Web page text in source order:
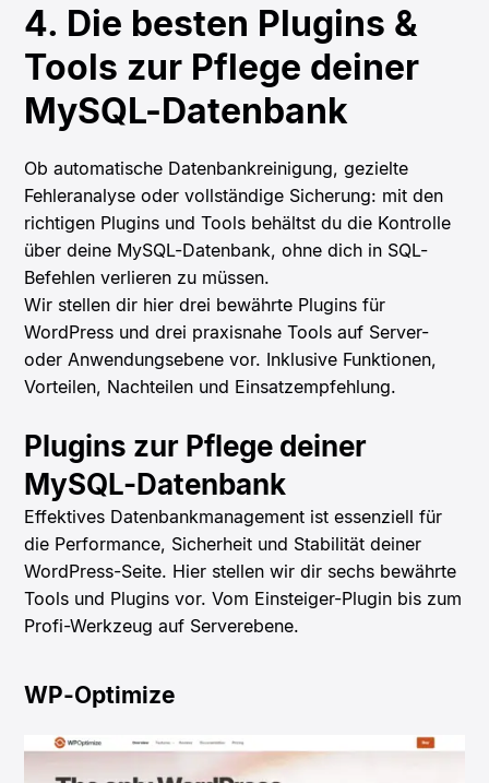
4. Die besten Plugins &
Tools zur Pflege deiner
MySQL-Datenbank
Ob automatische Datenbankreinigung, gezielte
Fehleranalyse oder vollständige Sicherung: mit den
richtigen Plugins und Tools behältst du die Kontrolle
über deine MySQL-Datenbank, ohne dich in SQL-
Befehlen verlieren zu müssen.
Wir stellen dir hier drei bewährte Plugins für
WordPress und drei praxisnahe Tools auf Server-
oder Anwendungsebene vor. Inklusive Funktionen,
Vorteilen, Nachteilen und Einsatzempfehlung.
Plugins zur Pflege deiner
MySQL-Datenbank
Effektives Datenbankmanagement ist essenziell für
die Performance, Sicherheit und Stabilität deiner
WordPress-Seite. Hier stellen wir dir sechs bewährte
Tools und Plugins vor. Vom Einsteiger-Plugin bis zum
Profi-Werkzeug auf Serverebene.
WP-Optimize